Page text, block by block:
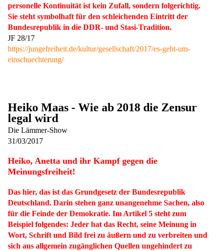
personelle Kontinuität ist kein Zufall, sondern folgerichtig.
Sie steht symbolhaft für den schleichenden Eintritt der
Bundesrepublik in die DDR- und Stasi-Tradition.
JF 28/17
https://jungefreiheit.de/kultur/gesellschaft/2017/es-geht-um-
einschuechterung/
Heiko Maas - Wie ab 2018 die Zensur
legal wird
Die Lämmer-Show
31/03/2017
Heiko, Anetta und ihr Kampf gegen die
Meinungsfreiheit!
Das hier, das ist das Grundgesetz der Bundesrepublik
Deutschland. Darin stehen ganz unangenehme Sachen, also
für die Feinde der Demokratie. Im Artikel 5 steht zum
Beispiel folgendes: Jeder hat das Recht, seine Meinung in
Wort, Schrift und Bild frei zu äußern und zu verbreiten und
sich aus allgemein zugänglichen Quellen ungehindert zu